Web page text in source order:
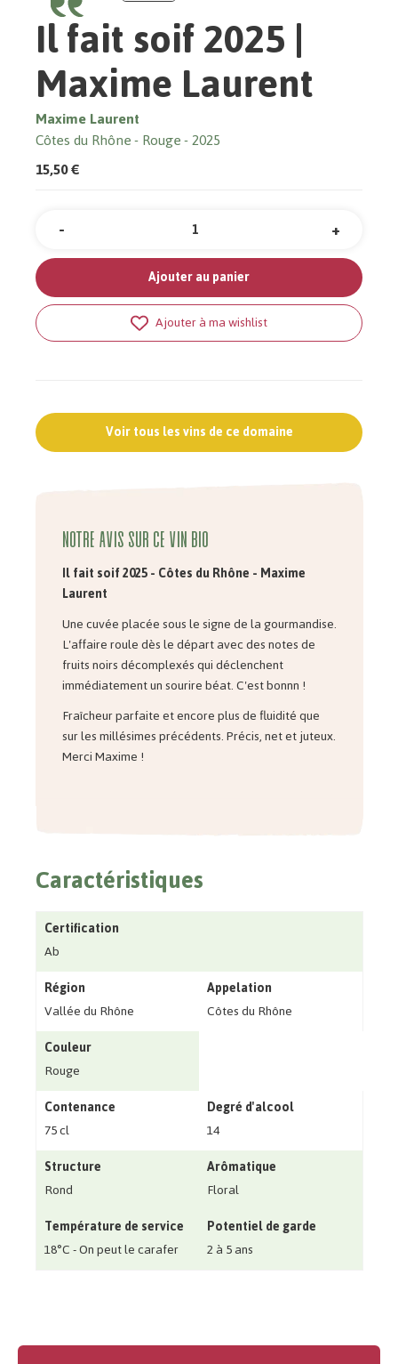
Il fait soif 2025 |
Maxime Laurent
Maxime Laurent
Côtes du Rhône Rouge 2025
15,50 €
Quantité +
-
Ajouter au panier
Ajouter à ma wishlist
Voir tous les vins de ce domaine
Notre avis sur ce vin bio
Il fait soif 2025 - Côtes du Rhône - Maxime
Laurent
Une cuvée placée sous le signe de la gourmandise.
L'affaire roule dès le départ avec des notes de
fruits noirs décomplexés qui déclenchent
immédiatement un sourire béat. C'est bonnn !
Fraîcheur parfaite et encore plus de fluidité que
sur les millésimes précédents. Précis, net et juteux.
Merci Maxime !
Caractéristiques
Certification
Ab
Région
Vallée du Rhône
Appelation
Côtes du Rhône
Couleur
Rouge
Contenance
75 cl
Degré d'alcool
14
Structure
Rond
Arômatique
Floral
Température de service
18°C - On peut le carafer
Potentiel de garde
2 à 5 ans